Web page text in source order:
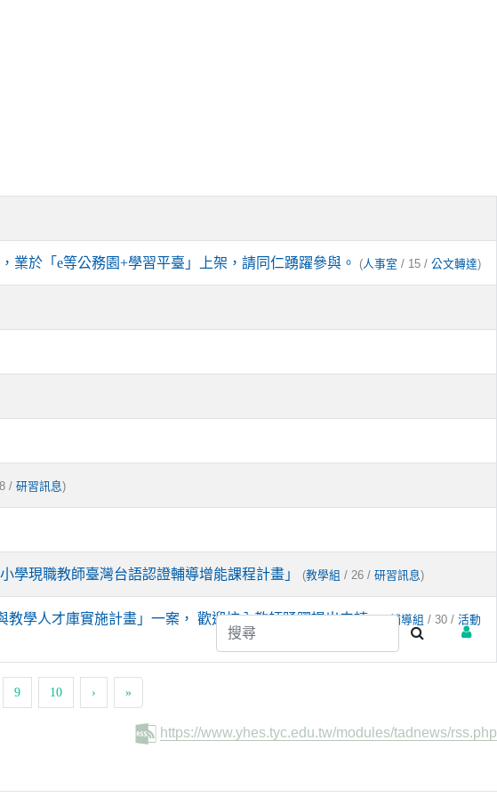
業於「e等公務園+學習平臺」上架，請同仁踴躍參與。 (人事室 / 15 / 公文轉達)
/ 研習訊息)
學現職教師臺灣台語認證輔導增能課程計畫」 (教學組 / 26 / 研習訊息)
學人才庫實施計畫」一案， 歡迎校內教師踴躍提出申請。 (輔導組 / 30 / 活動
9 10 › »
https://www.yhes.tyc.edu.tw/modules/tadnews/rss.php